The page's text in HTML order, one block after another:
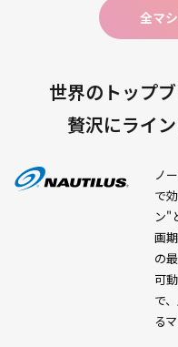
全マ
世界のトップ
贅沢にライ
ノ
で
ン"
画
の
可
で
る